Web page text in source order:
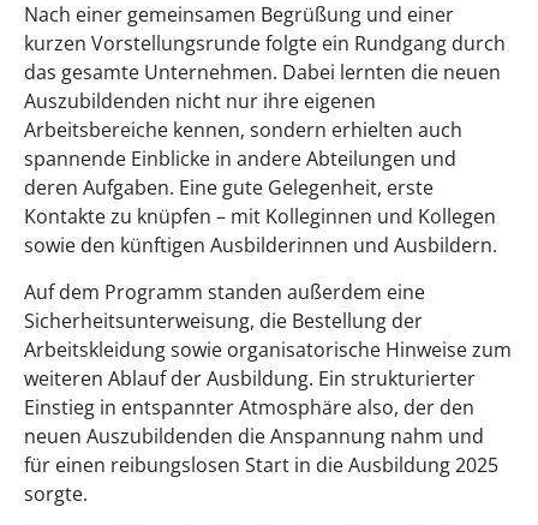
Nach einer gemeinsamen Begrüßung und einer
kurzen Vorstellungsrunde folgte ein Rundgang durch
das gesamte Unternehmen. Dabei lernten die neuen
Auszubildenden nicht nur ihre eigenen
Arbeitsbereiche kennen, sondern erhielten auch
spannende Einblicke in andere Abteilungen und
deren Aufgaben. Eine gute Gelegenheit, erste
Kontakte zu knüpfen – mit Kolleginnen und Kollegen
sowie den künftigen Ausbilderinnen und Ausbildern.
Auf dem Programm standen außerdem eine
Sicherheitsunterweisung, die Bestellung der
Arbeitskleidung sowie organisatorische Hinweise zum
weiteren Ablauf der Ausbildung. Ein strukturierter
Einstieg in entspannter Atmosphäre also, der den
neuen Auszubildenden die Anspannung nahm und
für einen reibungslosen Start in die Ausbildung 2025
sorgte.